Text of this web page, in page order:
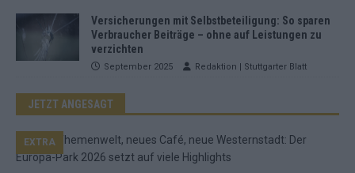
Versicherungen mit Selbstbeteiligung: So sparen
Verbraucher Beiträge – ohne auf Leistungen zu
verzichten
September 2025 Redaktion | Stuttgarter Blatt
JETZT ANGESAGT
EXTRA